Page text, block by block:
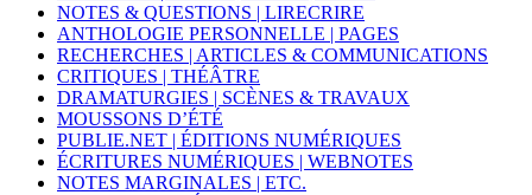
NOTES & QUESTIONS | LIRECRIRE
ANTHOLOGIE PERSONNELLE | PAGES
RECHERCHES | ARTICLES & COMMUNICATIONS
CRITIQUES | THÉÂTRE
DRAMATURGIES | SCÈNES & TRAVAUX
MOUSSONS D’ÉTÉ
PUBLIE.NET | ÉDITIONS NUMÉRIQUES
ÉCRITURES NUMÉRIQUES | WEBNOTES
NOTES MARGINALES | ETC.